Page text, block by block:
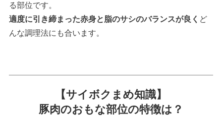
る部位です。
適度に引き締まった赤身と脂のサシのバランスが良く ど
んな調理法にも合います。
【サイボクまめ知識】
豚肉のおもな部位の特徴は？